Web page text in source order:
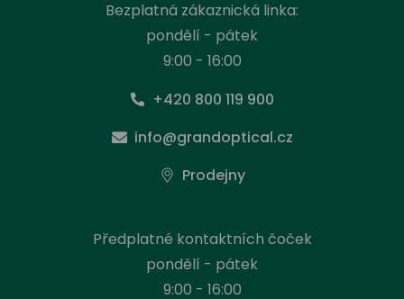
Bezplatná zákaznická linka:
pondělí - pátek
9:00 - 16:00
+420 800 119 900
info@grandoptical.cz
Prodejny
Předplatné kontaktních čoček
pondělí - pátek
9:00 - 16:00